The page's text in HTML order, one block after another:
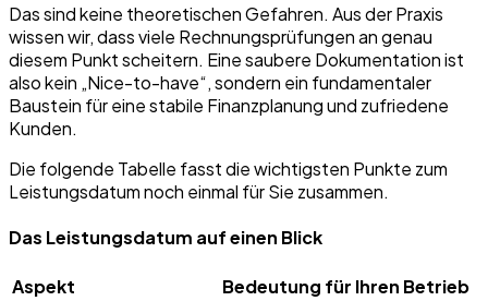
Das sind keine theoretischen Gefahren. Aus der Praxis
wissen wir, dass viele Rechnungsprüfungen an genau
diesem Punkt scheitern. Eine saubere Dokumentation ist
also kein „Nice-to-have“, sondern ein fundamentaler
Baustein für eine stabile Finanzplanung und zufriedene
Kunden.
Die folgende Tabelle fasst die wichtigsten Punkte zum
Leistungsdatum noch einmal für Sie zusammen.
Das Leistungsdatum auf einen Blick
Aspekt Bedeutung für Ihren Betrieb